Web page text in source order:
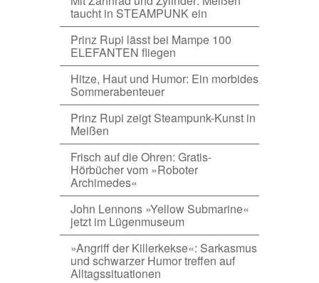
taucht in STEAMPUNK ein
Prinz Rupi lässt bei Mampe 100
ELEFANTEN fliegen
Hitze, Haut und Humor: Ein morbides
Sommerabenteuer
Prinz Rupi zeigt Steampunk-Kunst in
Meißen
Frisch auf die Ohren: Gratis-
Hörbücher vom »Roboter
Archimedes«
John Lennons »Yellow Submarine«
jetzt im Lügenmuseum
»Angriff der Killerkekse«: Sarkasmus
und schwarzer Humor treffen auf
Alltagssituationen